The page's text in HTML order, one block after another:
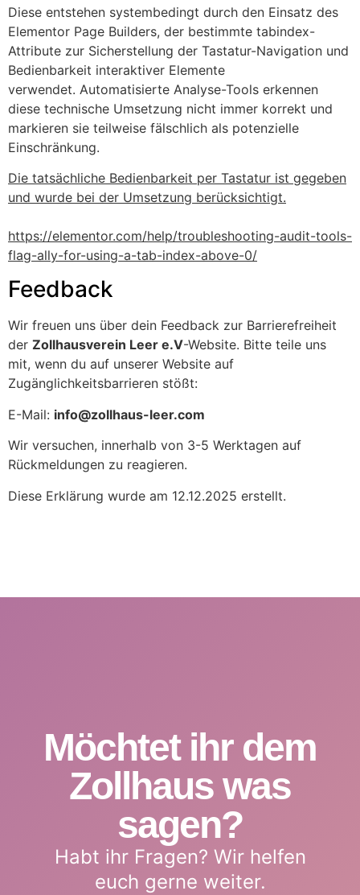
Diese entstehen systembedingt durch den Einsatz des
Elementor Page Builders, der bestimmte tabindex-
Attribute zur Sicherstellung der Tastatur-Navigation und
Bedienbarkeit interaktiver Elemente
verwendet. Automatisierte Analyse-Tools erkennen
diese technische Umsetzung nicht immer korrekt und
markieren sie teilweise fälschlich als potenzielle
Einschränkung.
Die tatsächliche Bedienbarkeit per Tastatur ist gegeben
und wurde bei der Umsetzung berücksichtigt.
https://elementor.com/help/troubleshooting-audit-tools-
flag-ally-for-using-a-tab-index-above-0/
Feedback
Wir freuen uns über dein Feedback zur Barrierefreiheit
der Zollhausverein Leer e.V-Website. Bitte teile uns
mit, wenn du auf unserer Website auf
Zugänglichkeitsbarrieren stößt:
E-Mail: info@zollhaus-leer.com
Wir versuchen, innerhalb von 3-5 Werktagen auf
Rückmeldungen zu reagieren.
Diese Erklärung wurde am 12.12.2025 erstellt.
Möchtet ihr dem
Zollhaus was
sagen?
Habt ihr Fragen? Wir helfen
euch gerne weiter.